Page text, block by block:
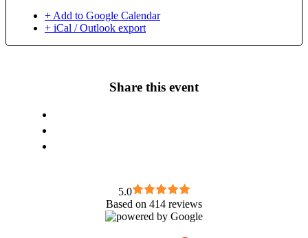
+ Add to Google Calendar
+ iCal / Outlook export
Share this event
5.0
Based on 414 reviews